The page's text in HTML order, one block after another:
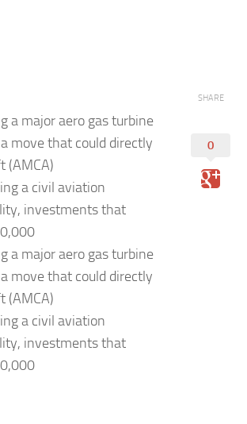
a major aero gas turbine
move that could directly
(AMCA)
a civil aviation
investments that
a major aero gas turbine
move that could directly
(AMCA)
a civil aviation
investments that
SHARE
0